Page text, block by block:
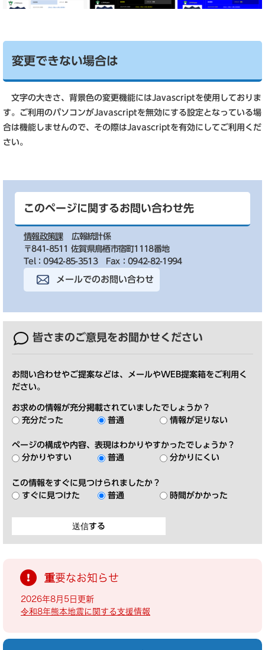
変更できない場合は
文字の大きさ、背景色の変更機能にはJavascriptを使用しておりま
す。ご利用のパソコンがJavascriptを無効にする設定となっている場
合は機能しませんので、その際はJavascriptを有効にしてご利用くだ
さい。
このページに関するお問い合わせ先
情報政策課
広報統計係
〒841-8511 佐賀県鳥栖市宿町1118番地
Tel：0942-85-3513
Fax：0942-82-1994
メールでのお問い合わせ
皆さまのご意見をお聞かせください
お問い合わせやご提案などは、メールやWEB提案箱をご利用く
ださい。
お求めの情報が充分掲載されていましたでしょうか？
充分だった
普通 情報が足りない
ページの構成や内容、表現はわかりやすかったでしょうか？
分かりやすい
普通 分かりにくい
この情報をすぐに見つけられましたか？
すぐに見つけた
普通 時間がかかった
重要なお知らせ
2026年8月5日更新
令和8年熊本地震に関する支援情報